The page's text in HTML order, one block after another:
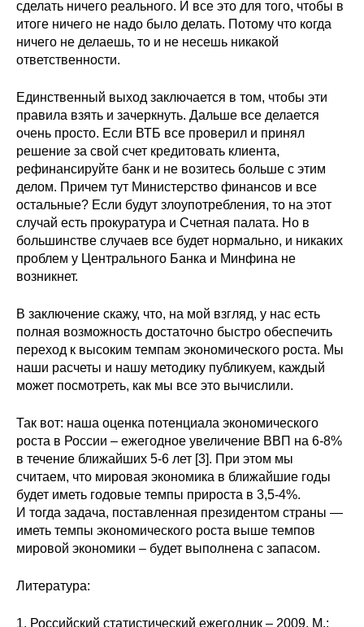
сделать ничего реального. И все это для того, чтобы в
итоге ничего не надо было делать. Потому что когда
ничего не делаешь, то и не несешь никакой
ответственности.
Единственный выход заключается в том, чтобы эти
правила взять и зачеркнуть. Дальше все делается
очень просто. Если ВТБ все проверил и принял
решение за свой счет кредитовать клиента,
рефинансируйте банк и не возитесь больше с этим
делом. Причем тут Министерство финансов и все
остальные? Если будут злоупотребления, то на этот
случай есть прокуратура и Счетная палата. Но в
большинстве случаев все будет нормально, и никаких
проблем у Центрального Банка и Минфина не
возникнет.
В заключение скажу, что, на мой взгляд, у нас есть
полная возможность достаточно быстро обеспечить
переход к высоким темпам экономического роста. Мы
наши расчеты и нашу методику публикуем, каждый
может посмотреть, как мы все это вычислили.
Так вот: наша оценка потенциала экономического
роста в России – ежегодное увеличение ВВП на 6-8%
в течение ближайших 5-6 лет [3]. При этом мы
считаем, что мировая экономика в ближайшие годы
будет иметь годовые темпы прироста в 3,5-4%.
И тогда задача, поставленная президентом страны —
иметь темпы экономического роста выше темпов
мировой экономики – будет выполнена с запасом.
Литература:
1. Российский статистический ежегодник – 2009, М.: